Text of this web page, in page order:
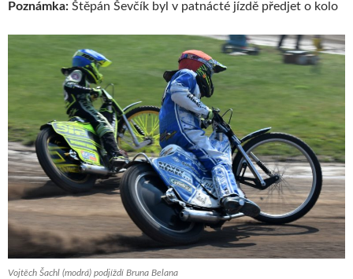
Poznámka: Štěpán Ševčík byl v patnácté jízdě předjet o kolo
Vojtěch Šachl (modrá) podjíždí Bruna Belana